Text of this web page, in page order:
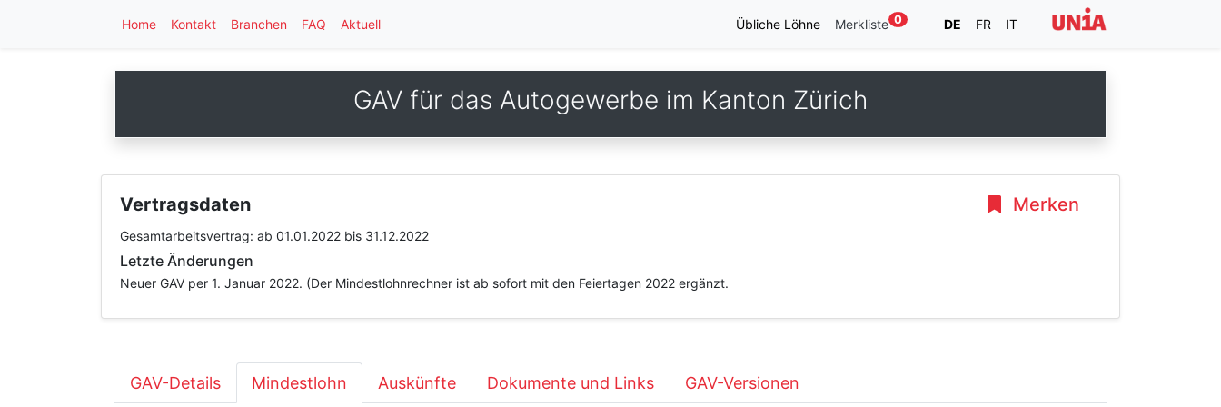
Home Kontakt Branchen FAQ Aktuell Übliche Löhne Merkliste 0 DE FR IT
GAV für das Autogewerbe im Kanton Zürich
Merken
Vertragsdaten
Gesamtarbeitsvertrag: ab 01.01.2022 bis 31.12.2022
Letzte Änderungen
Neuer GAV per 1. Januar 2022. (Der Mindestlohnrechner ist ab sofort mit den Feiertagen 2022 ergänzt.
GAV-Details Mindestlohn Auskünfte Dokumente und Links GAV-Versionen